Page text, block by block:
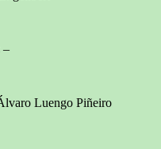
–
Luengo Piñeiro